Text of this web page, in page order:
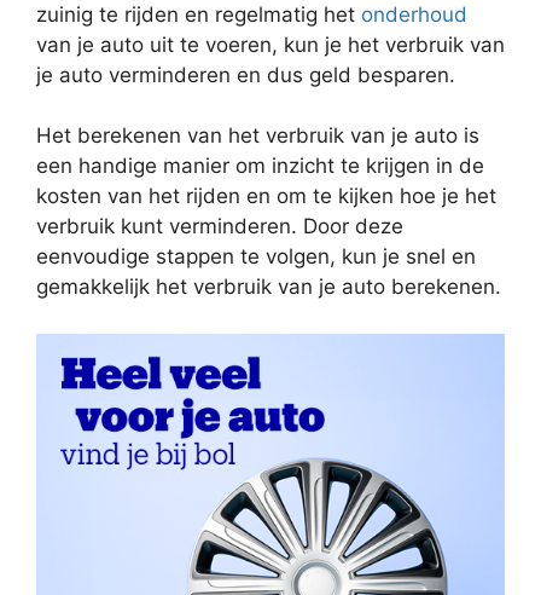
zuinig te rijden en regelmatig het onderhoud
van je auto uit te voeren, kun je het verbruik van
je auto verminderen en dus geld besparen.
Het berekenen van het verbruik van je auto is
een handige manier om inzicht te krijgen in de
kosten van het rijden en om te kijken hoe je het
verbruik kunt verminderen. Door deze
eenvoudige stappen te volgen, kun je snel en
gemakkelijk het verbruik van je auto berekenen.